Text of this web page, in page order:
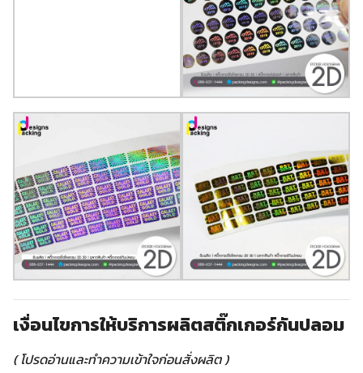
เงื่อนไขการให้บริการผลิตสติ๊กเกอร์กันปลอม
( โปรดอ่านและทำความเข้าใจก่อนสั่งผลิต )